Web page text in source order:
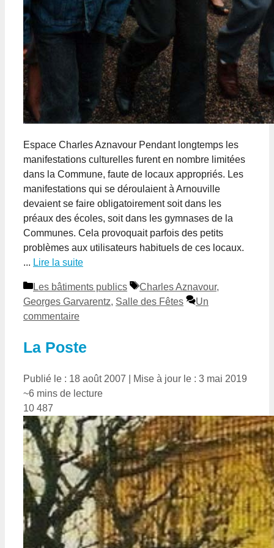
Espace Charles Aznavour Pendant longtemps les
manifestations culturelles furent en nombre limitées
dans la Commune, faute de locaux appropriés. Les
manifestations qui se déroulaient à Arnouville
devaient se faire obligatoirement soit dans les
préaux des écoles, soit dans les gymnases de la
Communes. Cela provoquait parfois des petits
problèmes aux utilisateurs habituels de ces locaux.
... Lire la suite
Catégories
Les bâtiments publics Étiquettes
Charles Aznavour,
Georges Garvarentz, Salle des Fêtes
Un
commentaire
La Poste
Publié le : 18 août 2007
Mise à jour le : 3 mai 2019
~6 mins de lecture
10 487